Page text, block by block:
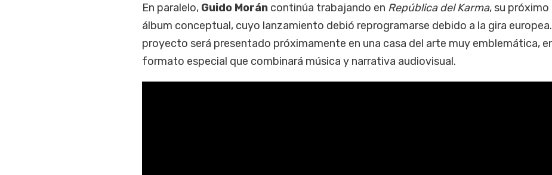
En paralelo, Guido Moráncontinúa trabajando en República del Karma, su próximo
álbum conceptual, cuyo lanzamiento debió reprogramarse debido a la gira
proyecto será presentado próximamente en una casa del arte muy emblemática,
formato especial que combinará música y narrativa audiovisual.